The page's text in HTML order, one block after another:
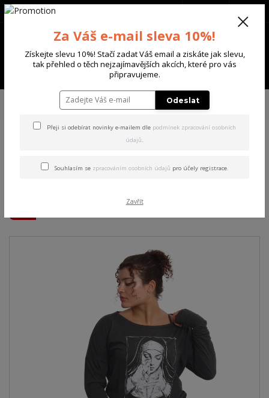
Menu
+420 702 136 620
TRIČKA DLOUHÝ RUKÁV
Yakuza dámské tričko s
dlouhým rukávem Nun Urban Longsleeve T-Shirt
dlouhým rukávem Nun
Za Váš e-mail sleva 10%!
Získejte slevu 10%! Stačí zadat Váš email a ziskáte jak slevu,
tak přehled o těch nejzajímavějších akcích, které pro vás
připravujeme.
Odeslat
Přeji si odebírat novinky e-mailem dle podmínek zpracování osobních
údajů.
Souhlasím se zpracováním osobních údajů pro účely registrace.
Zavřít